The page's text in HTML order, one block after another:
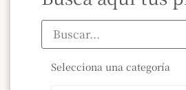
Selecciona una categoría